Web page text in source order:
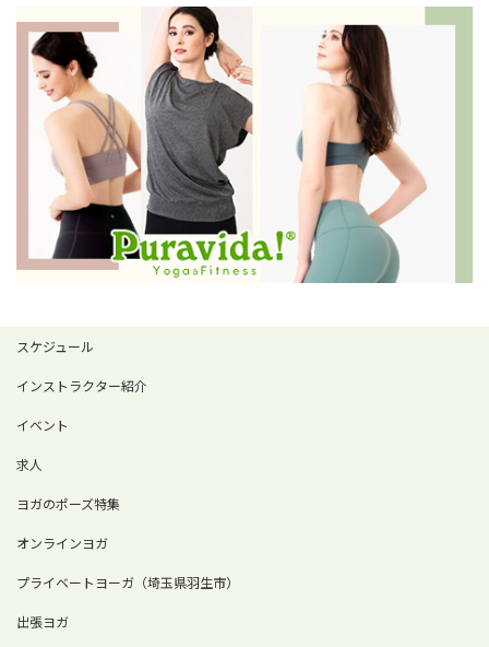
スケジュール
インストラクター紹介
イベント
求人
ヨガのポーズ特集
オンラインヨガ
プライベートヨーガ（埼玉県羽生市）
出張ヨガ